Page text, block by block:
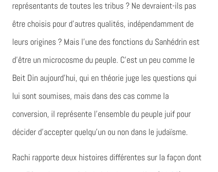
représentants de toutes les tribus ? Ne devraient-ils pas
être choisis pour d’autres qualités, indépendamment de
leurs origines ? Mais l’une des fonctions du Sanhédrin est
d’être un microcosme du peuple. C’est un peu comme le
Beit Din aujourd’hui, qui en théorie juge les questions qui
lui sont soumises, mais dans des cas comme la
conversion, il représente l’ensemble du peuple juif pour
décider d’accepter quelqu’un ou non dans le judaïsme.
Rachi rapporte deux histoires différentes sur la façon dont